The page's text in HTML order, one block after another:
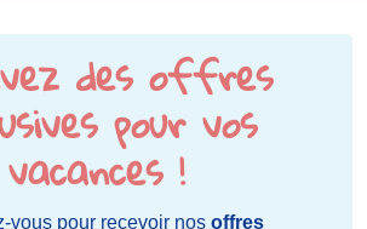
des offres
pour vos
vacances !
vous pour recevoir nos offres